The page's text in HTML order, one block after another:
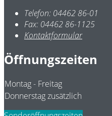
Telefon: 04462 86-01
Fax: 04462 86-1125
Kontaktformular
Öffnungszeiten
Montag - Freitag
Donnerstag zusätzlich